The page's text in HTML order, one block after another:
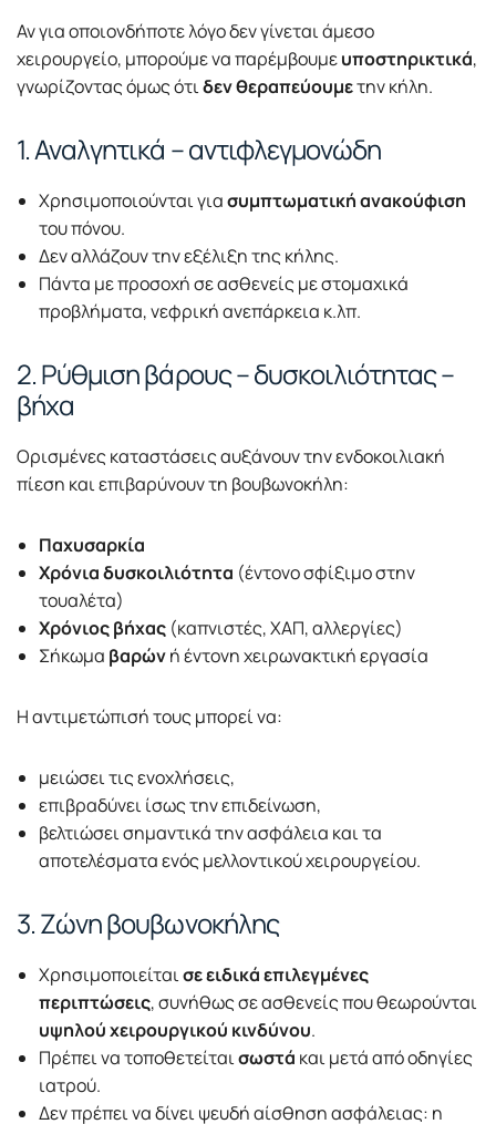
Αν για οποιονδήποτε λόγο δεν γίνεται άμεσο
χειρουργείο, μπορούμε να παρέμβουμευποστηρικτικά,
γνωρίζοντας όμως ότιδεν θεραπεύουμετην κήλη.
1. Αναλγητικά – αντιφλεγμονώδη
Χρησιμοποιούνται γιασυμπτωματική ανακούφιση
του πόνου.
Δεν αλλάζουν την εξέλιξη της κήλης.
Πάντα με προσοχή σε ασθενείς με στομαχικά
προβλήματα, νεφρική ανεπάρκεια κ.λπ.
2. Ρύθμιση βάρους – δυσκοιλιότητας –
βήχα
Ορισμένες καταστάσεις αυξάνουν την ενδοκοιλιακή
πίεση και επιβαρύνουν τη βουβωνοκήλη:
Παχυσαρκία
Χρόνια δυσκοιλιότητα (έντονο σφίξιμο στην
τουαλέτα)
Χρόνιος βήχας (καπνιστές, ΧΑΠ, αλλεργίες)
Σήκωμα βαρώνή έντονη χειρωνακτική εργασία
Η αντιμετώπισή τους μπορεί να:
μειώσει τις ενοχλήσεις,
επιβραδύνει ίσως την επιδείνωση,
βελτιώσει σημαντικά την ασφάλεια και τα
αποτελέσματα ενός μελλοντικού χειρουργείου.
3. Ζώνη βουβωνοκήλης
Χρησιμοποιείταισε ειδικά επιλεγμένες
περιπτώσεις, συνήθως σε ασθενείς που θεωρούνται
υψηλού χειρουργικού κινδύνου.
Πρέπει να τοποθετείταισωστά και μετά από οδηγίες
ιατρού.
Δεν πρέπει να δίνει ψευδή αίσθηση ασφάλειας: η